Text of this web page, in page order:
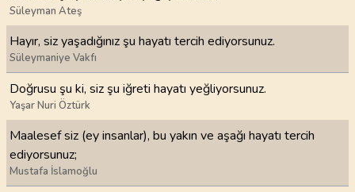
Süleyman Ateş
Hayır, siz yaşadığınız şu hayatı tercih ediyorsunuz.
Süleymaniye Vakfı
Doğrusu şu ki, siz şu iğreti hayatı yeğliyorsunuz.
Yaşar Nuri Öztürk
Maalesef siz (ey insanlar), bu yakın ve aşağı hayatı tercih
ediyorsunuz;
Mustafa İslamoğlu